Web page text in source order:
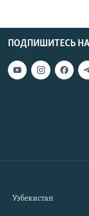
ПОДПИШИТЕСЬ
Узбекистан